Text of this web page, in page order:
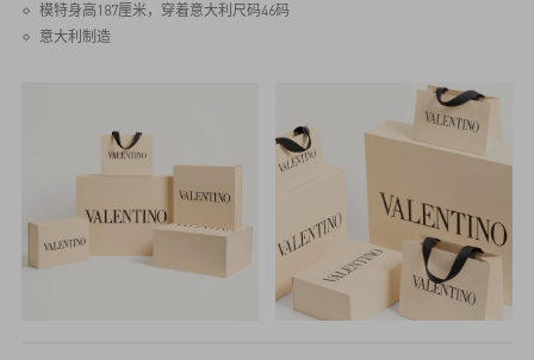
模特身高187厘米，穿着意大利尺码46码
意大利制造